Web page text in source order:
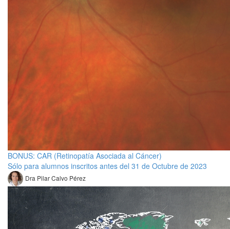
BONUS: CAR (Retinopatía Asociada al Cáncer)
Sólo para alumnos inscritos antes del 31 de Octubre de 2023
Dra Pilar Calvo Pérez